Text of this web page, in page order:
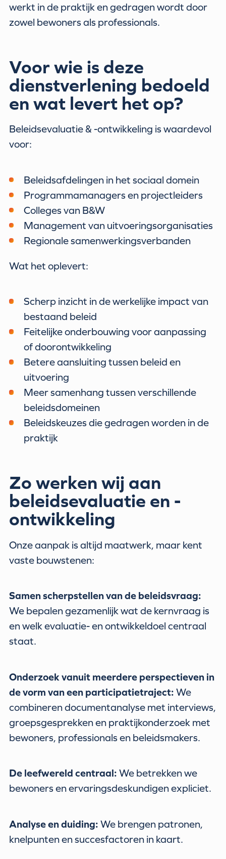
werkt in de praktijk en gedragen wordt door
zowel bewoners als professionals.
Voor wie is deze
dienstverlening bedoeld
en wat levert het op?
Beleidsevaluatie & -ontwikkeling is waardevol
voor:
Beleidsafdelingen in het sociaal domein
Programmamanagers en projectleiders
Colleges van B&W
Management van uitvoeringsorganisaties
Regionale samenwerkingsverbanden
Wat het oplevert:
Scherp inzicht in de werkelijke impact van
bestaand beleid
Feitelijke onderbouwing voor aanpassing
of doorontwikkeling
Betere aansluiting tussen beleid en
uitvoering
Meer samenhang tussen verschillende
beleidsdomeinen
Beleidskeuzes die gedragen worden in de
praktijk
Zo werken wij aan
beleidsevaluatie en -
ontwikkeling
Onze aanpak is altijd maatwerk, maar kent
vaste bouwstenen:
Samen scherpstellen van de beleidsvraag:
We bepalen gezamenlijk wat de kernvraag is
en welk evaluatie- en ontwikkeldoel centraal
staat.
Onderzoek vanuit meerdere perspectieven in
de vorm van een participatietraject:We
combineren documentanalyse met interviews,
groepsgesprekken en praktijkonderzoek met
bewoners, professionals en beleidsmakers.
De leefwereld centraal:We betrekken we
bewoners en ervaringsdeskundigen expliciet.
Analyse en duiding:We brengen patronen,
knelpunten en succesfactoren in kaart.